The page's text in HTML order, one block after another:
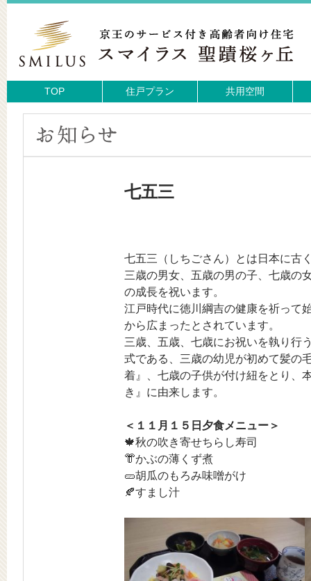
TOP 住戸プラン 共用空間
七五三
七五三（しちごさん）とは日本に古
三歳の男女、五歳の男の子、七歳の
の成長を祝います。
江戸時代に徳川綱吉の健康を祈って
から広まったとされています。
三歳、五歳、七歳にお祝いを執り行
式である、三歳の幼児が初めて髪の
着』、七歳の子供が付け紐をとり、
き』に由来します。
＜１１月１５日夕食メニュー＞
🍁秋の吹き寄せちらし寿司
👘かぶの薄くず煮
🥒胡瓜のもろみ味噌がけ
🍂すまし汁